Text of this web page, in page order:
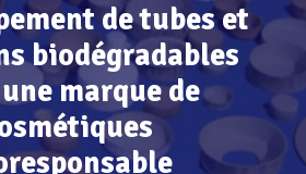
de tubes et
biodégradables
marque de